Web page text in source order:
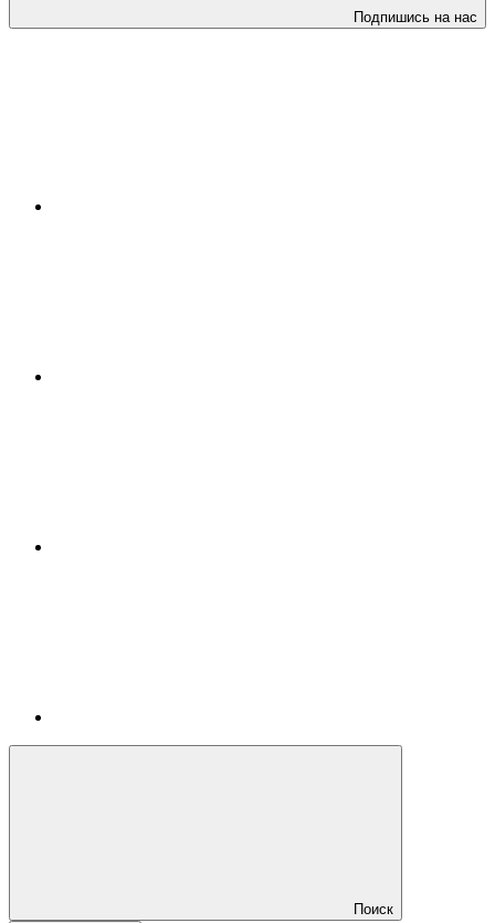
Подпишись на нас
Поиск